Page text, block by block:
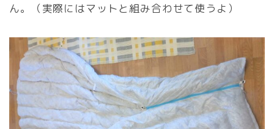
ん。（実際にはマットと組み合わせて使うよ）